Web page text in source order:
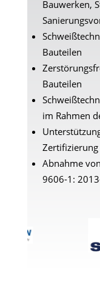
Bauwerken,
Bauteilen
Bauteilen
im Rahmen
Zertifizierung
Abnahme
9606-1: